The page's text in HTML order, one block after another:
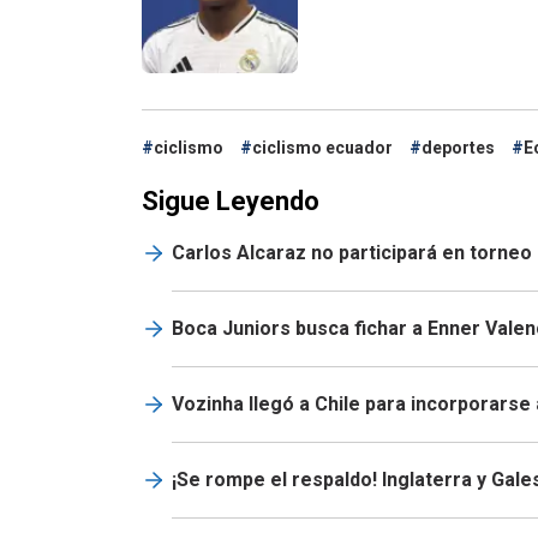
ciclismo ciclismo ecuador deportes
Sigue Leyendo
Carlos Alcaraz no participará en torneo
Boca Juniors busca fichar a Enner
Vozinha llegó a Chile para incorporarse
¡Se rompe el respaldo! Inglaterra y